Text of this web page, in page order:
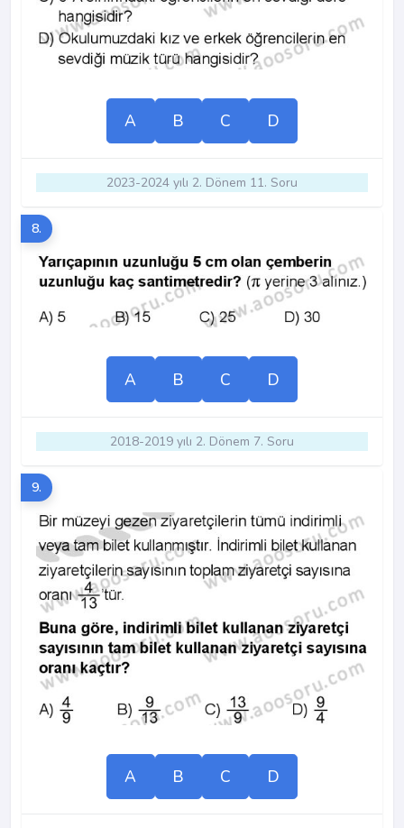
A B C D
2023-2024 yılı 2. Dönem 11. Soru
8.
A B C D
2018-2019 yılı 2. Dönem 7. Soru
9.
A B C D